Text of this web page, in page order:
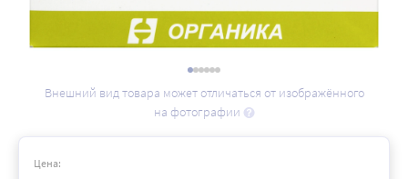
Внешний вид товара может отличаться от изображённого
на фотографии
Цена: